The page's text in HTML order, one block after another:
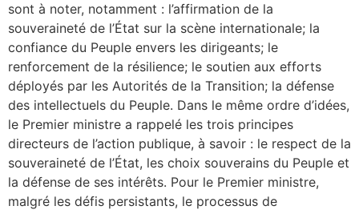
sont à noter, notamment : l’affirmation de la
souveraineté de l’État sur la scène internationale; la
confiance du Peuple envers les dirigeants; le
renforcement de la résilience; le soutien aux efforts
déployés par les Autorités de la Transition; la défense
des intellectuels du Peuple. Dans le même ordre d’idées,
le Premier ministre a rappelé les trois principes
directeurs de l’action publique, à savoir : le respect de la
souveraineté de l’État, les choix souverains du Peuple et
la défense de ses intérêts. Pour le Premier ministre,
malgré les défis persistants, le processus de